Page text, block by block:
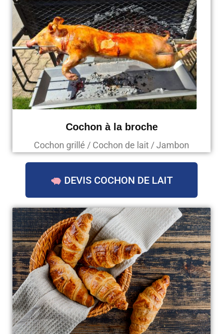
Cochon à la broche
Cochon grillé / Cochon de lait / Jambon
DEVIS COCHON DE LAIT